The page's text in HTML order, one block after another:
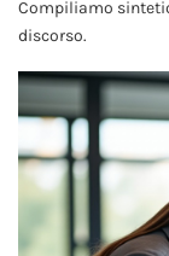
Compiliamo
discorso.